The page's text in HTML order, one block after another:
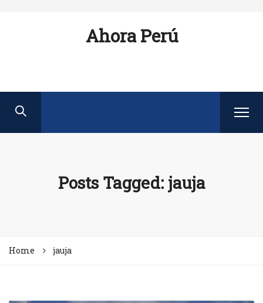
Ahora Perú
Posts Tagged: jauja
Home jauja